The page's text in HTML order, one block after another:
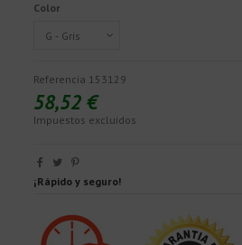
Color
Referencia 153129
58,52 €
Impuestos excluidos
¡Rápido y seguro!